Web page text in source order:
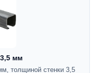
мм
толщиной стенки 3,5